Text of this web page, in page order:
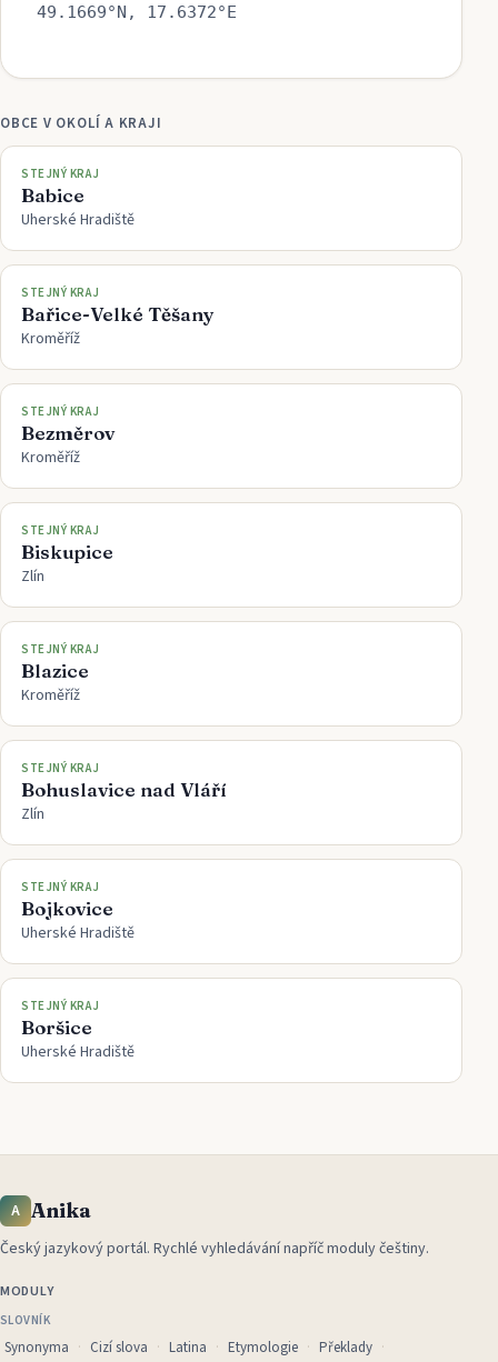
49.1669°N, 17.6372°E
OBCE V OKOLÍ A KRAJI
STEJNÝ KRAJ
Babice
Uherské Hradiště
STEJNÝ KRAJ
Bařice-Velké Těšany
Kroměříž
STEJNÝ KRAJ
Bezměrov
Kroměříž
STEJNÝ KRAJ
Biskupice
Zlín
STEJNÝ KRAJ
Blazice
Kroměříž
STEJNÝ KRAJ
Bohuslavice nad Vláří
Zlín
STEJNÝ KRAJ
Bojkovice
Uherské Hradiště
STEJNÝ KRAJ
Boršice
Uherské Hradiště
A Anika
Český jazykový portál. Rychlé vyhledávání napříč moduly češtiny.
MODULY
SLOVNÍK
Synonyma Cizí slova Latina Etymologie
Překlady